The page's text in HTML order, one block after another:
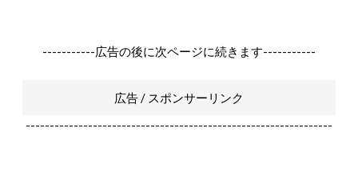
-----------広告の後に次ページに続きます-----------
広告 / スポンサーリンク
----------------------------------------------------------------